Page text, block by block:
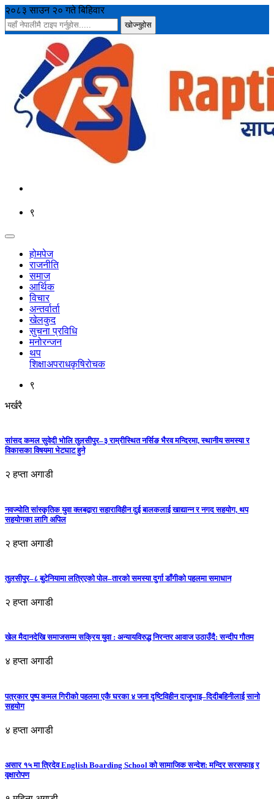
२०८३ साउन २० गते बिहिवार
९
होमपेज
राजनीति
समाज
आर्थिक
विचार
अन्तर्वार्ता
खेलकुद
सुचना प्रविधि
मनोरन्जन
थप
शिक्षाअपराधकृषिरोचक
९
भर्खरै
सांसद कमल सुवेदी भोलि तुलसीपुर–३ राम्रीस्थित नर्सिङ भैरव मन्दिरमा, स्थानीय समस्या र
विकासका विषयमा भेटघाट हुने
२ हप्ता अगाडी
नवज्योति सांस्कृतिक युवा क्लबद्वारा सहाराविहीन दुई बालकलाई खाद्यान्न र नगद सहयोग, थप
सहयोगका लागि अपिल
२ हप्ता अगाडी
तुलसीपुर–८ बुटेनियामा लत्रिएको पोल–तारको समस्या दुर्गा डाँगीको पहलमा समाधान
२ हप्ता अगाडी
खेल मैदानदेखि समाजसम्म सक्रिय युवा : अन्यायविरुद्ध निरन्तर आवाज उठाउँदै: सन्दीप गौतम
४ हप्ता अगाडी
पत्रकार पुष्प कमल गिरीको पहलमा एकै घरका ४ जना दृष्टिविहीन दाजुभाइ–दिदीबहिनीलाई सानो
सहयोग
४ हप्ता अगाडी
असार १५ मा त्रिदेव English Boarding School को सामाजिक सन्देश: मन्दिर सरसफाइ र
वृक्षारोपण